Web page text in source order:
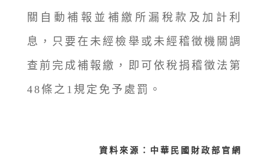
關自動補報並補繳所漏稅款及加計利
息，只要在未經檢舉或未經稽徵機關調
查前完成補報繳，即可依稅捐稽徵法第
48條之1規定免予處罰。
資料來源：中華民國財政部官網